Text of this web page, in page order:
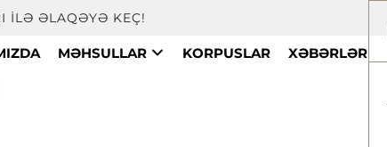
ILƏ ƏLAQƏYƏ KEÇ!
MƏHSULLAR KORPUSLAR XƏBƏRLƏR